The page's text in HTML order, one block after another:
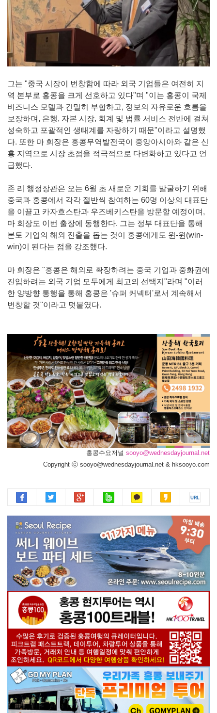
그는 "중국 시장이 번창함에 따라 외국 기업들은 여전히 지
역 본부로 홍콩을 크게 선호하고 있다"며 "이는 홍콩이 국제
비즈니스 모델과 긴밀히 부합하고, 정보의 자유로운 흐름을
보장하며, 은행, 자본 시장, 회계 및 법률 서비스 전반에 걸쳐
성숙하고 포괄적인 생태계를 자랑하기 때문"이라고 설명했
다. 또한 마 회장은 홍콩무역발전국이 중앙아시아와 같은 신
흥 지역으로 시장 초점을 적극적으로 다변화하고 있다고 언
급했다.
존 리 행정장관은 오는 6월 초 새로운 기회를 발굴하기 위해
중국과 홍콩에서 각각 절반씩 참여하는 60명 이상의 대표단
을 이끌고 카자흐스탄과 우즈베키스탄을 방문할 예정이며,
마 회장도 이번 출장에 동행한다. 그는 정부 대표단을 통해
본토 기업의 해외 진출을 돕는 것이 홍콩에게도 윈-윈(win-
win)이 된다는 점을 강조했다.
마 회장은 "홍콩은 해외로 확장하려는 중국 기업과 중화권에
진입하려는 외국 기업 모두에게 최고의 선택지"라며 "이러
한 양방향 통행을 통해 홍콩은 '슈퍼 커넥터'로서 계속해서
번창할 것"이라고 덧붙였다.
홍콩수요저널 sooyo@wednesdayjournal.net
Copyright ⓒ sooyo@wednesdayjournal.net & hksooyo.com